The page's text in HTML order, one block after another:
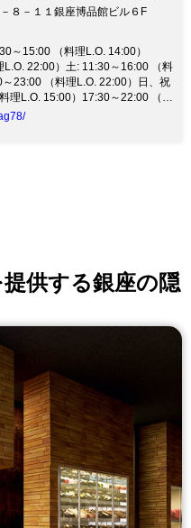
いが盛り沢山♪ 銀座・新橋駅から
いただくために＞ 3密を避け他の
ごしいただける個室もご用意。
シャルディスタンスを保って御利
コール消毒も徹底しており安心
又「感染拡大予防の新しい生活
大皿コース料理をお一人様ずつ提
８－１１銀座博品館ビル６F
～15:00 （料理L.O. 14:00）
L.O. 22:00）土: 11:30～16:00 （料
23:00 （料理L.O. 22:00）日、祝
理L.O. 15:00）17:30～22:00 （料
供する銀座の隠